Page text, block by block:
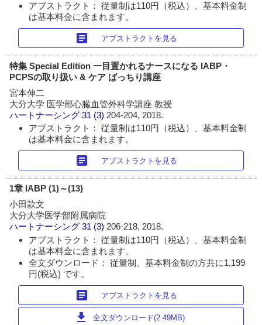
アブストラクト： 従量制は110円（税込）、基本料金制
は基本料金に含まれます。
article アブストラクトを見る
特集 Special Edition 一目置かれるナースになる IABP・
PCPSの取り扱い & ケア ばっちり講座
宮本伸二
大分大学 医学部心臓血管外科学講座 教授
ハートナーシング 31 (3) 204-204, 2018.
アブストラクト： 従量制は110円（税込）、基本料金制
は基本料金に含まれます。
article アブストラクトを見る
1章 IABP (1)～(13)
小田款文
大分大学医学部附属病院
ハートナーシング 31 (3) 206-218, 2018.
アブストラクト： 従量制は110円（税込）、基本料金制
は基本料金に含まれます。
全文ダウンロード： 従量制、基本料金制の方共に1,199
円(税込) です。
article アブストラクトを見る
download 全文ダウンロード(2.49MB)